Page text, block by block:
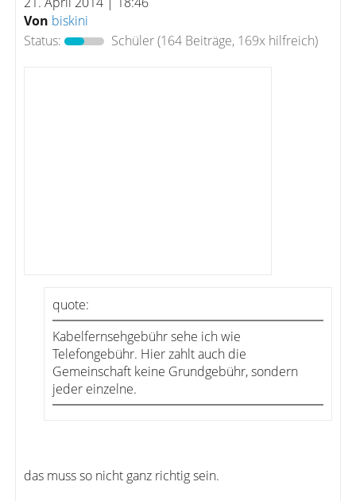
Von biskini
Status:
Schüler(164 Beiträge, 169x hilfreich)
quote:
Kabelfernsehgebühr sehe ich wie
Telefongebühr. Hier zahlt auch die
Gemeinschaft keine Grundgebühr, sondern
jeder einzelne.
das muss so nicht ganz richtig sein.